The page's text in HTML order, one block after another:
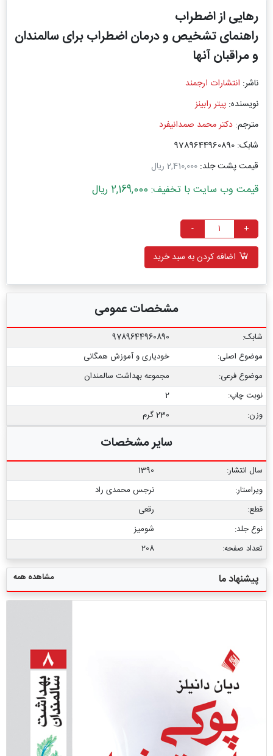
رهایی از اضطراب
راهنمای تشخیص و درمان اضطراب برای سالمندان
و مراقبان آنها
ناشر: انتشارات ارجمند
نویسنده: پیتر رابینز
مترجم: دکتر محمد صمدانیفرد
شابک: 9789644960890
قیمت پشت جلد: 2,410,000 ریال
قیمت وب سایت با تخفیف: 2,169,000 ریال
+
-
اضافه کردن به سبد خرید
مشخصات عمومی
شابک:
9789644960890
موضوع اصلی:
خودیاری و آموزش همگانی
موضوع فرعی:
مجموعه بهداشت سالمندان
نوبت چاپ:
2
وزن:
230 گرم
سایر مشخصات
سال انتشار:
1390
ویراستار:
نرجس محمدی راد
قطع:
رقعی
نوع جلد:
شومیز
تعداد صفحه:
208
پیشنهاد ما مشاهده همه